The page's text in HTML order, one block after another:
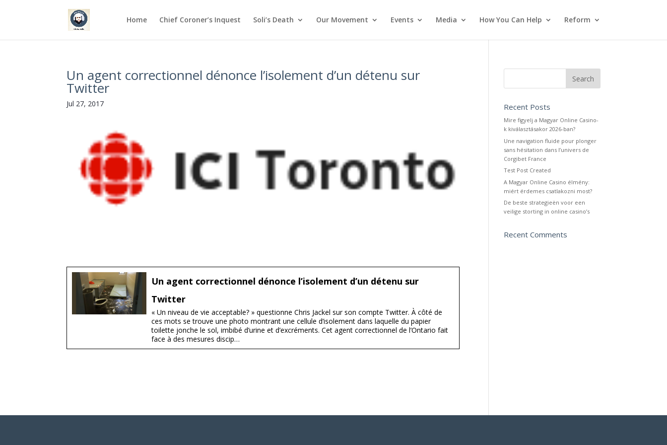
Home Chief Coroner’s Inquest Soli’s Death Our Movement Events Media How You Can Help Reform
Un agent correctionnel dénonce l’isolement d’un détenu sur
Twitter
Jul 27, 2017
Un agent correctionnel dénonce l’isolement d’un détenu sur
Twitter
« Un niveau de vie acceptable? » questionne Chris Jackel sur son compte Twitter. À côté de
ces mots se trouve une photo montrant une cellule d’isolement dans laquelle du papier
toilette jonche le sol, imbibé d’urine et d’excréments. Cet agent correctionnel de l’Ontario fait
face à des mesures discip…
Recent Posts
Mire figyelj a Magyar Online Casino-
k kiválasztásakor 2026-ban?
Une navigation fluide pour plonger
sans hésitation dans l’univers de
Corgibet France
Test Post Created
A Magyar Online Casino élmény:
miért érdemes csatlakozni most?
De beste strategieën voor een
veilige storting in online casino’s
Recent Comments